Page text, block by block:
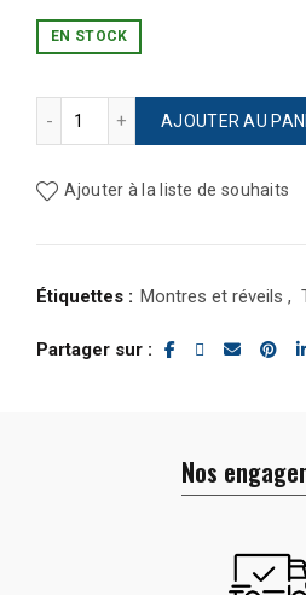
EN STOCK
quantité de MONTRE TINTIN
AJOUTER AU
Ajouter à la liste de souhaits
Étiquettes : Montres et réveils ,
Partager sur
Nos